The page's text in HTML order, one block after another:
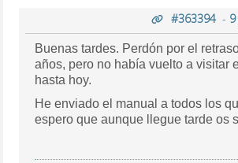
#363394-
Buenas tardes. Perdón por el
años, pero no había vuelto a visitar
hasta hoy.
He enviado el manual a todos los
espero que aunque llegue tarde os